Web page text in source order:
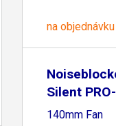
na objednávku
Silent
140mm Fan